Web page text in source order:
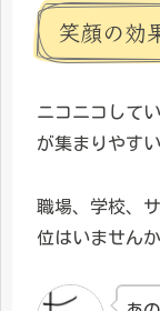
笑顔の効
ニコニコして
が集まりやす
職場、学校、
位はいません